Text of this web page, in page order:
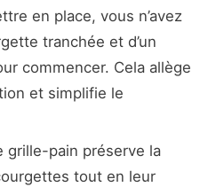
en place, vous n’avez
tranchée et d’un
commencer. Cela allège
et simplifie le
grille-pain préserve la
tout en leur